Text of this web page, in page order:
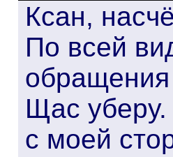
Ксан,
По всей
обращения
Щас уберу.
с моей